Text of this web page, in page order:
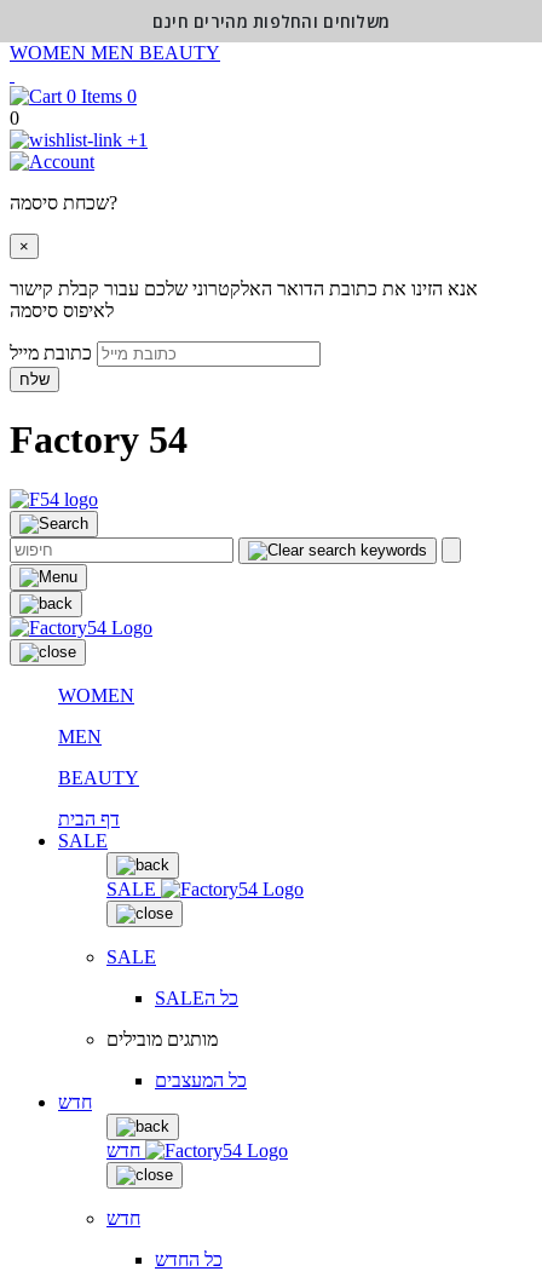
WOMEN MEN BEAUTY
0
0
+1
שכחת סיסמה?
×
אנא הזינו את כתובת הדואר האלקטרוני שלכם עבור קבלת קישור
לאיפוס סיסמה
שלח
Factory 54
WOMEN
MEN
BEAUTY
דף הבית
SALE
SALE
SALE
SALEכל ה
מותגים מובילים
כל המעצבים
חדש
חדש
חדש
כל החדש
משלוחים והחלפות מהירים חינם